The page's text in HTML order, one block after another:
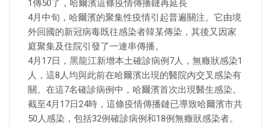
1傳50了，哈爾濱這條疫情傳播鏈再延長
4月中旬，哈爾濱的聚集性疫情引起普遍關注。它由境
外回國的新冠病毒既往感染者韓某傳染，其後又因家
庭聚集及住院引發了一連串傳播。
4月17日，黑龍江新增本土確診病例7人，無癥狀感染1
人，這8人均與此前在哈爾濱出現的醫院內交叉感染有
關。在這7名確診病例中，哈爾濱首次出現醫生感染。
截至4月17日24時，這條疫情傳播鏈已導致哈爾濱市共
50人感染，包括32例確診病例和18例無癥狀感染者。